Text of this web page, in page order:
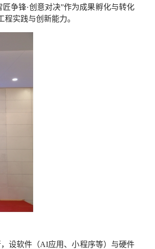
争锋·创意对决”作为成果孵化与转化
实践与创新能力。
设软件（AI应用、小程序等）与硬件